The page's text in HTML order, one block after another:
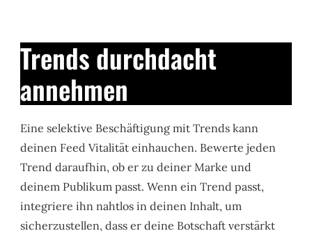
Trends durchdacht
annehmen
Eine selektive Beschäftigung mit Trends kann
deinen Feed Vitalität einhauchen. Bewerte jeden
Trend daraufhin, ob er zu deiner Marke und
deinem Publikum passt. Wenn ein Trend passt,
integriere ihn nahtlos in deinen Inhalt, um
sicherzustellen, dass er deine Botschaft verstärkt